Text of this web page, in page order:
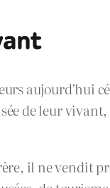
aujourd’hui
de leur
il ne vendit